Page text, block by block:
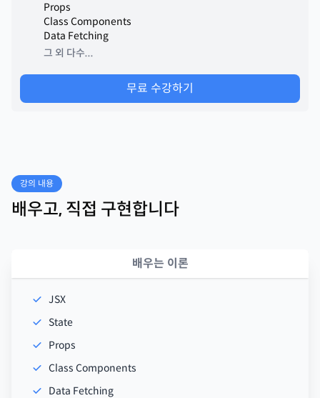
Props
Class Components
Data Fetching
그 외 다수...
무료 수강하기
강의 내용
배우고, 직접 구현합니다
배우는 이론
JSX
State
Props
Class Components
Data Fetching